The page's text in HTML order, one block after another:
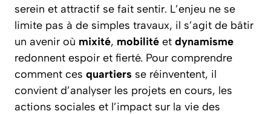
serein et attractif se fait sentir. L’enjeu ne se
limite pas à de simples travaux, il s’agit de bâtir
un avenir où mixité, mobilité et dynamisme
redonnent espoir et fierté. Pour comprendre
comment ces quartiers se réinventent, il
convient d’analyser les projets en cours, les
actions sociales et l’impact sur la vie des